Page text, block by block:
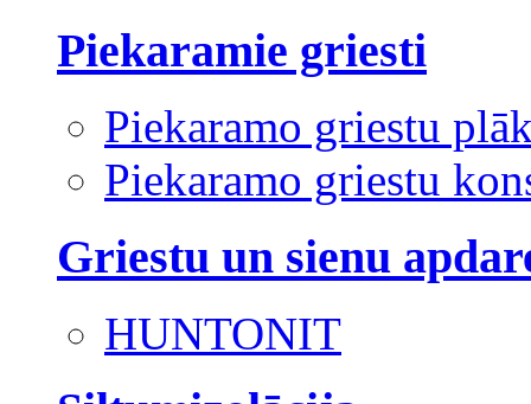
Piekaramie griesti
Piekaramo griestu
Piekaramo griestu
Griestu un sienu
HUNTONIT